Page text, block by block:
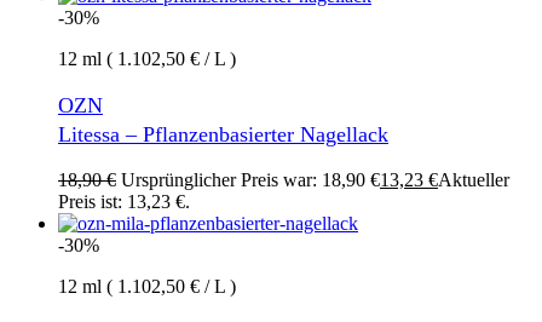
-30%
12 ml ( 1.102,50 € / L )
OZN
Litessa – Pflanzenbasierter Nagellack
18,90€ Ursprünglicher Preis war: 18,90 €13,23 €Aktueller
Preis ist: 13,23 €.
-30%
12 ml ( 1.102,50 € / L )